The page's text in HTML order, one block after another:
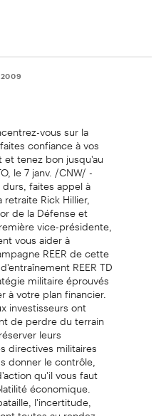
2009
vous sur la
confiance à vos
tenez bon jusqu'au
le 7 janv. /CNW/ -
faites appel à
Rick Hillier,
de la Défense et
vice-présidente,
vous aider à
REER de cette
REER TD
militaire éprouvés
à votre plan financier.
investisseurs ont
de perdre du terrain
leurs
directives militaires
donner le contrôle,
qu'il vous faut
économique.
l'incertitude,
toutes au rendez-